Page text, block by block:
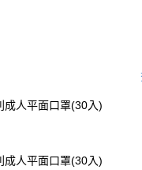
成人平面口罩(30入)
成人平面口罩(30入)